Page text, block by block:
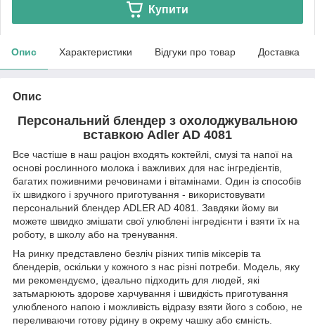
Купити
Опис Характеристики Відгуки про товар Доставка
Опис
Персональний блендер з охолоджувальною
вставкою Adler AD 4081
Все частіше в наш раціон входять коктейлі, смузі та напої на
основі рослинного молока і важливих для нас інгредієнтів,
багатих поживними речовинами і вітамінами. Один із способів
їх швидкого і зручного приготування - використовувати
персональний блендер ADLER AD 4081. Завдяки йому ви
можете швидко змішати свої улюблені інгредієнти і взяти їх на
роботу, в школу або на тренування.
На ринку представлено безліч різних типів міксерів та
блендерів, оскільки у кожного з нас різні потреби. Модель, яку
ми рекомендуємо, ідеально підходить для людей, які
затьмарюють здорове харчування і швидкість приготування
улюбленого напою і можливість відразу взяти його з собою, не
переливаючи готову рідину в окрему чашку або ємність.